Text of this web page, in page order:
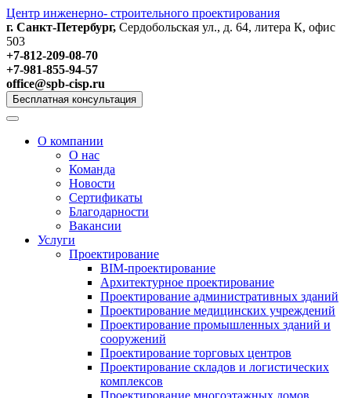
Центр инженерно- строительного проектирования
г. Санкт-Петербург, Сердобольская ул., д. 64, литера К, офис
503
+7-812-209-08-70
+7-981-855-94-57
office@spb-cisp.ru
Бесплатная консультация
О компании
О нас
Команда
Новости
Сертификаты
Благодарности
Вакансии
Услуги
Проектирование
BIM-проектирование
Архитектурное проектирование
Проектирование административных зданий
Проектирование медицинских учреждений
Проектирование промышленных зданий и
сооружений
Проектирование торговых центров
Проектирование складов и логистических
комплексов
Проектирование многоэтажных домов